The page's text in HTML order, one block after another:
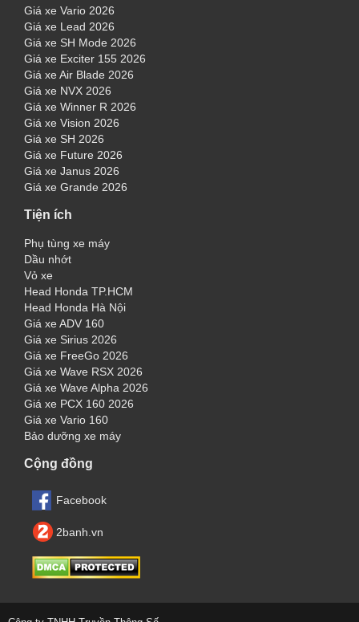
Giá xe Vario 2026
Giá xe Lead 2026
Giá xe SH Mode 2026
Giá xe Exciter 155 2026
Giá xe Air Blade 2026
Giá xe NVX 2026
Giá xe Winner R 2026
Giá xe Vision 2026
Giá xe SH 2026
Giá xe Future 2026
Giá xe Janus 2026
Giá xe Grande 2026
Tiện ích
Phụ tùng xe máy
Dầu nhớt
Vỏ xe
Head Honda TP.HCM
Head Honda Hà Nội
Giá xe ADV 160
Giá xe Sirius 2026
Giá xe FreeGo 2026
Giá xe Wave RSX 2026
Giá xe Wave Alpha 2026
Giá xe PCX 160 2026
Giá xe Vario 160
Bảo dưỡng xe máy
Cộng đồng
Facebook
2banh.vn